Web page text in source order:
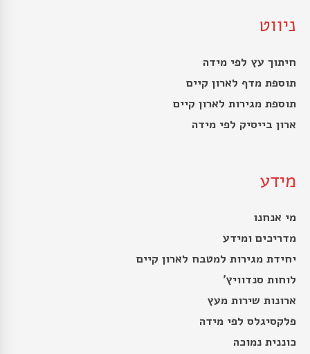
ניווט
חיתוך עץ לפי מידה
תוספת מדף לארון קיים
תוספת מגירות לארון קיים
ארון בייסיק לפי מידה
מידע
מי אנחנו
מדריכים ומידע
יחידת מגירות למטבח לארון קיים
לוחות סנדוויץ’
ארונות שירות מעץ
פלקסיגלס לפי מידה
כוננית נמוכה